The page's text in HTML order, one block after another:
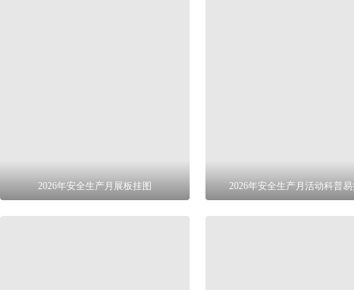
2026年安全生产月展板挂图 2026年安全生产月活动科普